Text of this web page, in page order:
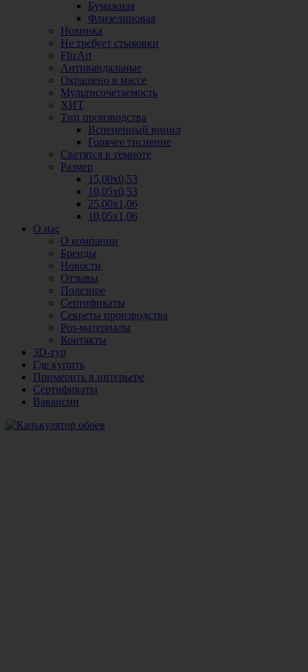
Бумажная
Флизелиновая
Новинка
Не требует стыковки
FlizArt
Антивандальные
Окрашено в массе
Мультисочетаемость
ХИТ
Тип производства
Вспененный винил
Горячее тиснение
Светятся в темноте
Размер
15,00х0,53
10,05х0,53
25,00х1,06
10,05х1,06
О нас
О компании
Бренды
Новости
Отзывы
Полезное
Сертификаты
Секреты производства
Pos-материалы
Контакты
3D-тур
Где купить
Примерить в интерьере
Сертификаты
Вакансии